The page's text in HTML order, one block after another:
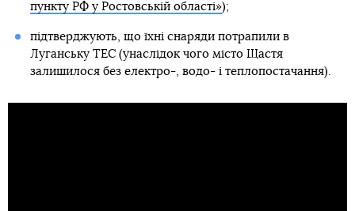
пункту РФ у Ростовській області»);
підтверджують, що їхні снаряди потрапили в
Луганську ТЕС (унаслідок чого місто Щастя
залишилося без електро-, водо- і теплопостачання).